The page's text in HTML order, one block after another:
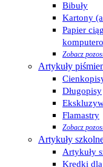
Bibuły
Kartony
Papier
Zobacz
Artykuły
Długopisy
Flamastry
Zobacz
Artykuły
Artykuły
Kredki